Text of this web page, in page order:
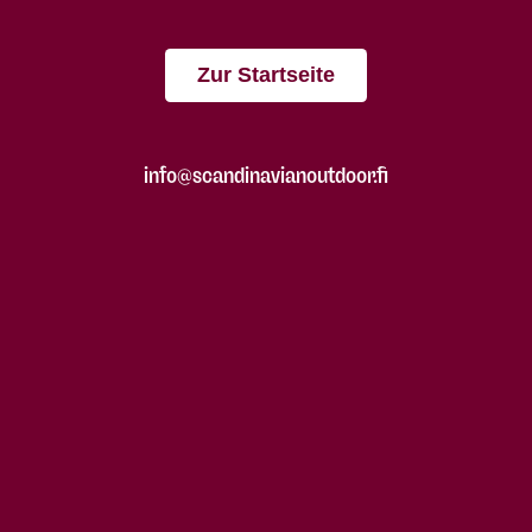
Zur Startseite
info@scandinavianoutdoor.fi